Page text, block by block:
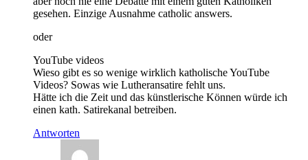
gesehen. Einzige Ausnahme catholic answers.
oder
YouTube videos
Wieso gibt es so wenige wirklich katholische YouTube
Videos? Sowas wie Lutheransatire fehlt uns.
Hätte ich die Zeit und das künstlerische Können würde ich
einen kath. Satirekanal betreiben.
Antworten